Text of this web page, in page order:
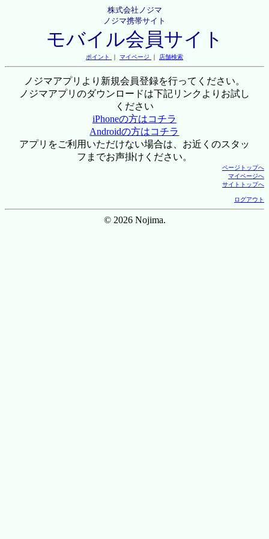
株式会社ノジマ
ノジマ携帯サイト
モバイル会員サイト
ポイント ｜ マイページ ｜ 店舗検索
ノジマアプリより新規会員登録を行ってください。
ノジマアプリのダウンロードは下記リンクよりお試し
ください
iPhoneの方はコチラ
Androidの方はコチラ
アプリをご利用いただけない場合は、お近くのスタッ
フまでお声掛けください。
ページトップへ
マイページへ
サイトトップへ
ログアウト
© 2026 Nojima.